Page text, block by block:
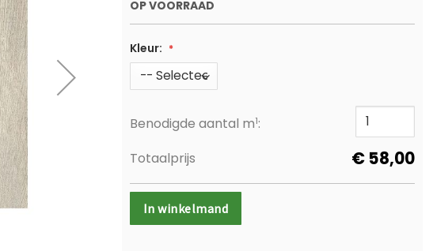
OP VOORRAAD
Kleur:
Benodigde aantal m1:
Totaalprijs
€ 58,00
In winkelmand